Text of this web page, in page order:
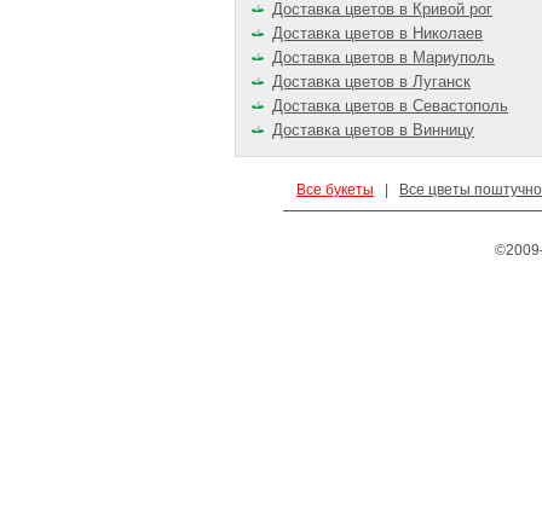
Доставка цветов в Кривой рог
Доставка цветов в Николаев
Доставка цветов в Мариуполь
Доставка цветов в Луганск
Доставка цветов в Севастополь
Доставка цветов в Винницу
Все букеты Все цветы поштучно